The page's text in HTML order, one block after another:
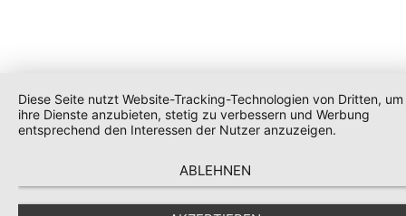
Diese Seite nutzt Website-Tracking-Technologien von Dritten, um
ihre Dienste anzubieten, stetig zu verbessern und Werbung
entsprechend den Interessen der Nutzer anzuzeigen.
ABLEHNEN